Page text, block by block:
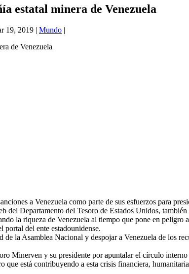
estatal minera de Venezuela
19, 2019 | Mundo |
a Venezuela como parte de sus esfuerzos para
del Departamento del Tesoro de Estados Unidos,
la riqueza de Venezuela al tiempo que pone en
portal del ente estadounidense.
la Asamblea Nacional y despojar a Venezuela de los
Minerven y su presidente por apuntalar el círculo
está contribuyendo a esta crisis financiera,